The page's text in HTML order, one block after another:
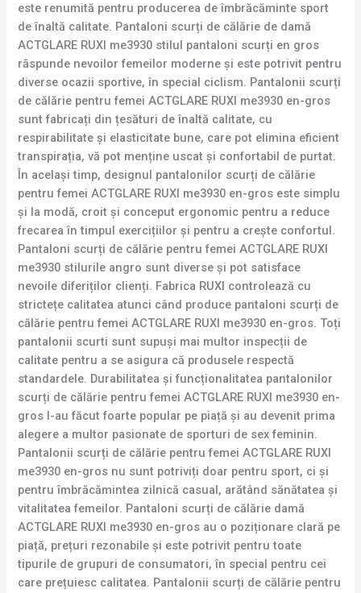
este renumită pentru producerea de îmbrăcăminte sport
de înaltă calitate. Pantaloni scurți de călărie de damă
ACTGLARE RUXI me3930 stilul pantaloni scurți en gros
răspunde nevoilor femeilor moderne și este potrivit pentru
diverse ocazii sportive, în special ciclism. Pantalonii scurți
de călărie pentru femei ACTGLARE RUXI me3930 en-gros
sunt fabricați din țesături de înaltă calitate, cu
respirabilitate și elasticitate bune, care pot elimina eficient
transpirația, vă pot menține uscat și confortabil de purtat.
În același timp, designul pantalonilor scurți de călărie
pentru femei ACTGLARE RUXI me3930 en-gros este simplu
și la modă, croit și conceput ergonomic pentru a reduce
frecarea în timpul exercițiilor și pentru a crește confortul.
Pantaloni scurți de călărie pentru femei ACTGLARE RUXI
me3930 stilurile angro sunt diverse și pot satisface
nevoile diferiților clienți. Fabrica RUXI controlează cu
strictețe calitatea atunci când produce pantaloni scurți de
călărie pentru femei ACTGLARE RUXI me3930 en-gros. Toți
pantalonii scurti sunt supuși mai multor inspecții de
calitate pentru a se asigura că produsele respectă
standardele. Durabilitatea și funcționalitatea pantalonilor
scurți de călărie pentru femei ACTGLARE RUXI me3930 en-
gros l-au făcut foarte popular pe piață și au devenit prima
alegere a multor pasionate de sporturi de sex feminin.
Pantalonii scurți de călărie pentru femei ACTGLARE RUXI
me3930 en-gros nu sunt potriviți doar pentru sport, ci și
pentru îmbrăcămintea zilnică casual, arătând sănătatea și
vitalitatea femeilor. Pantaloni scurți de călărie damă
ACTGLARE RUXI me3930 en-gros au o poziționare clară pe
piață, prețuri rezonabile și este potrivit pentru toate
tipurile de grupuri de consumatori, în special pentru cei
care prețuiesc calitatea. Pantalonii scurți de călărie pentru